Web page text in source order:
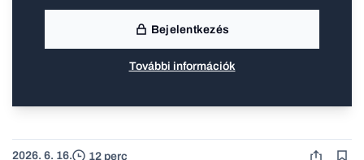
Bejelentkezés
További információk
2026. 6. 16. 12 perc